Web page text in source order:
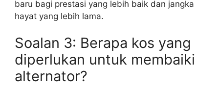
baru bagi prestasi yang lebih baik dan jangka
hayat yang lebih lama.
Soalan 3: Berapa kos yang
diperlukan untuk membaiki
alternator?